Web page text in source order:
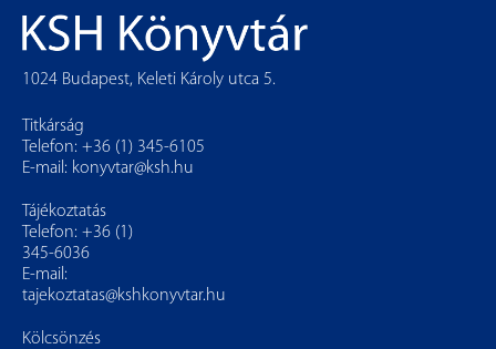
1024 Budapest, Keleti Károly utca 5.
Titkárság
Telefon: +36 (1) 345-6105
E-mail: konyvtar@ksh.hu
Tájékoztatás
Telefon: +36 (1)
345-6036
E-mail:
tajekoztatas@kshkonyvtar.hu
Kölcsönzés